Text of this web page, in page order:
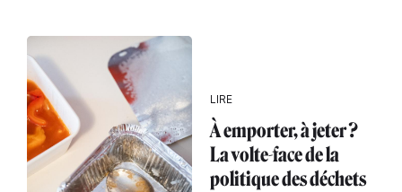
LIRE
À emporter, à jeter ?
La volte-face de la
politique des déchets